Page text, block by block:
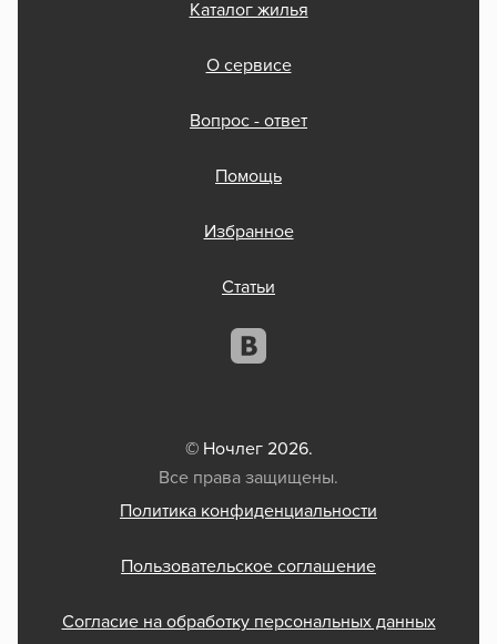
Каталог жилья
О сервисе
Вопрос - ответ
Помощь
Избранное
Статьи
© Ночлег 2026.
Все права защищены.
Политика конфиденциальности
Пользовательское соглашение
Согласие на обработку персональных данных